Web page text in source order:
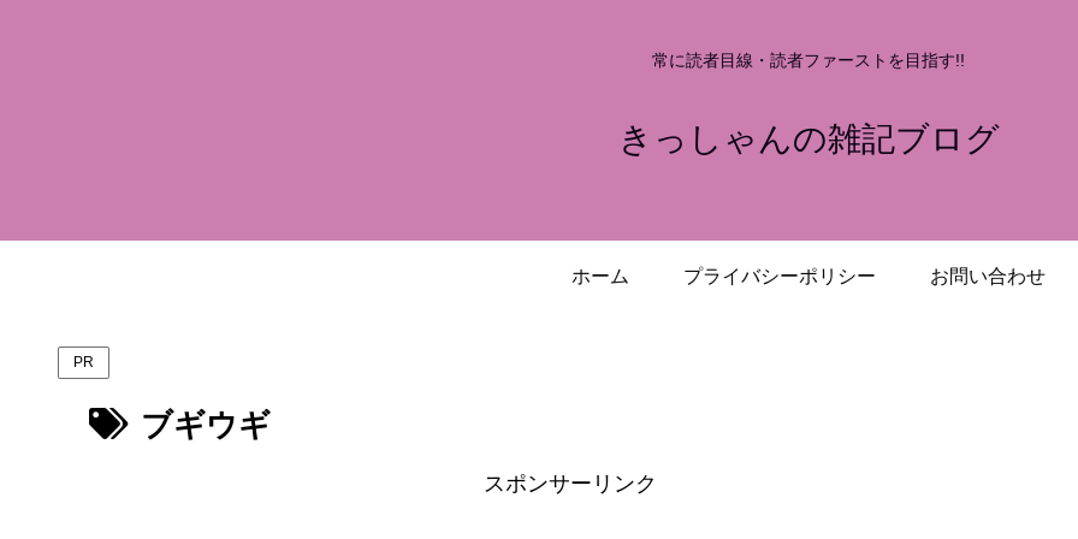
常に読者目線・読者ファーストを目指す!!
きっしゃんの雑記ブログ
ホーム プライバシーポリシー お問い合わせ
PR
ブギウギ
スポンサーリンク